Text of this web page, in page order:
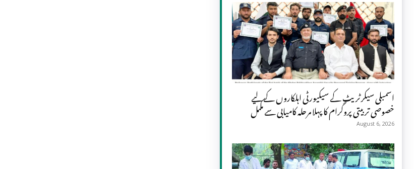
اسمبلی سیکرٹریٹ کے سیکیورٹی اہلکاروں کے لیے
خصوصی تربیتی پروگرام کا پہلا مرحلہ کامیابی سے مکمل
August 6, 2026